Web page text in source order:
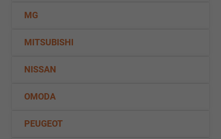
MG
MITSUBISHI
NISSAN
OMODA
PEUGEOT